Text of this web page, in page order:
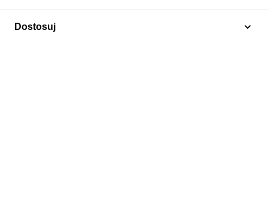
Polecamy
Dostosuj